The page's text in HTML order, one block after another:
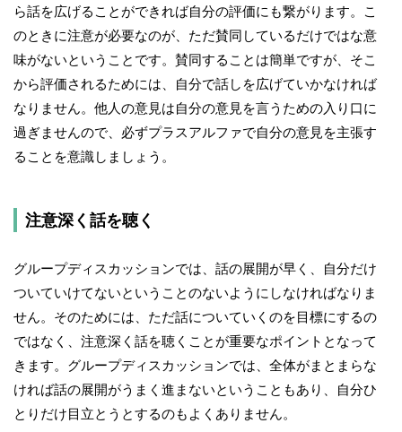
ら話を広げることができれば自分の評価にも繋がります。こ
のときに注意が必要なのが、ただ賛同しているだけではな意
味がないということです。賛同することは簡単ですが、そこ
から評価されるためには、自分で話しを広げていかなければ
なりません。他人の意見は自分の意見を言うための入り口に
過ぎませんので、必ずプラスアルファで自分の意見を主張す
ることを意識しましょう。
注意深く話を聴く
グループディスカッションでは、話の展開が早く、自分だけ
ついていけてないということのないようにしなければなりま
せん。そのためには、ただ話についていくのを目標にするの
ではなく、注意深く話を聴くことが重要なポイントとなって
きます。グループディスカッションでは、全体がまとまらな
ければ話の展開がうまく進まないということもあり、自分ひ
とりだけ目立とうとするのもよくありません。